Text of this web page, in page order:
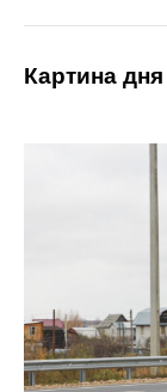
Картина дня